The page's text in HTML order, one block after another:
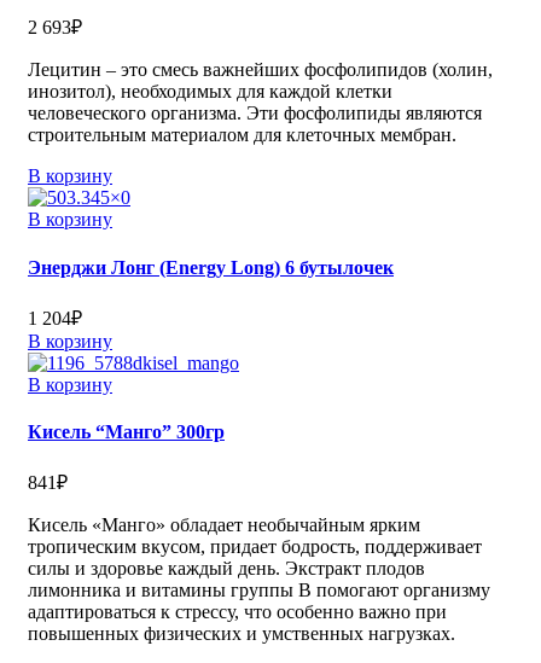
2 693₽
Лецитин – это смесь важнейших фосфолипидов (холин,
инозитол), необходимых для каждой клетки
человеческого организма. Эти фосфолипиды являются
строительным материалом для клеточных мембран.
В корзину
В корзину
Энерджи Лонг (Energy Long) 6 бутылочек
1 204₽
В корзину
В корзину
Кисель “Манго” 300гр
841₽
Кисель «Манго» обладает необычайным ярким
тропическим вкусом, придает бодрость, поддерживает
силы и здоровье каждый день. Экстракт плодов
лимонника и витамины группы В помогают организму
адаптироваться к стрессу, что особенно важно при
повышенных физических и умственных нагрузках.